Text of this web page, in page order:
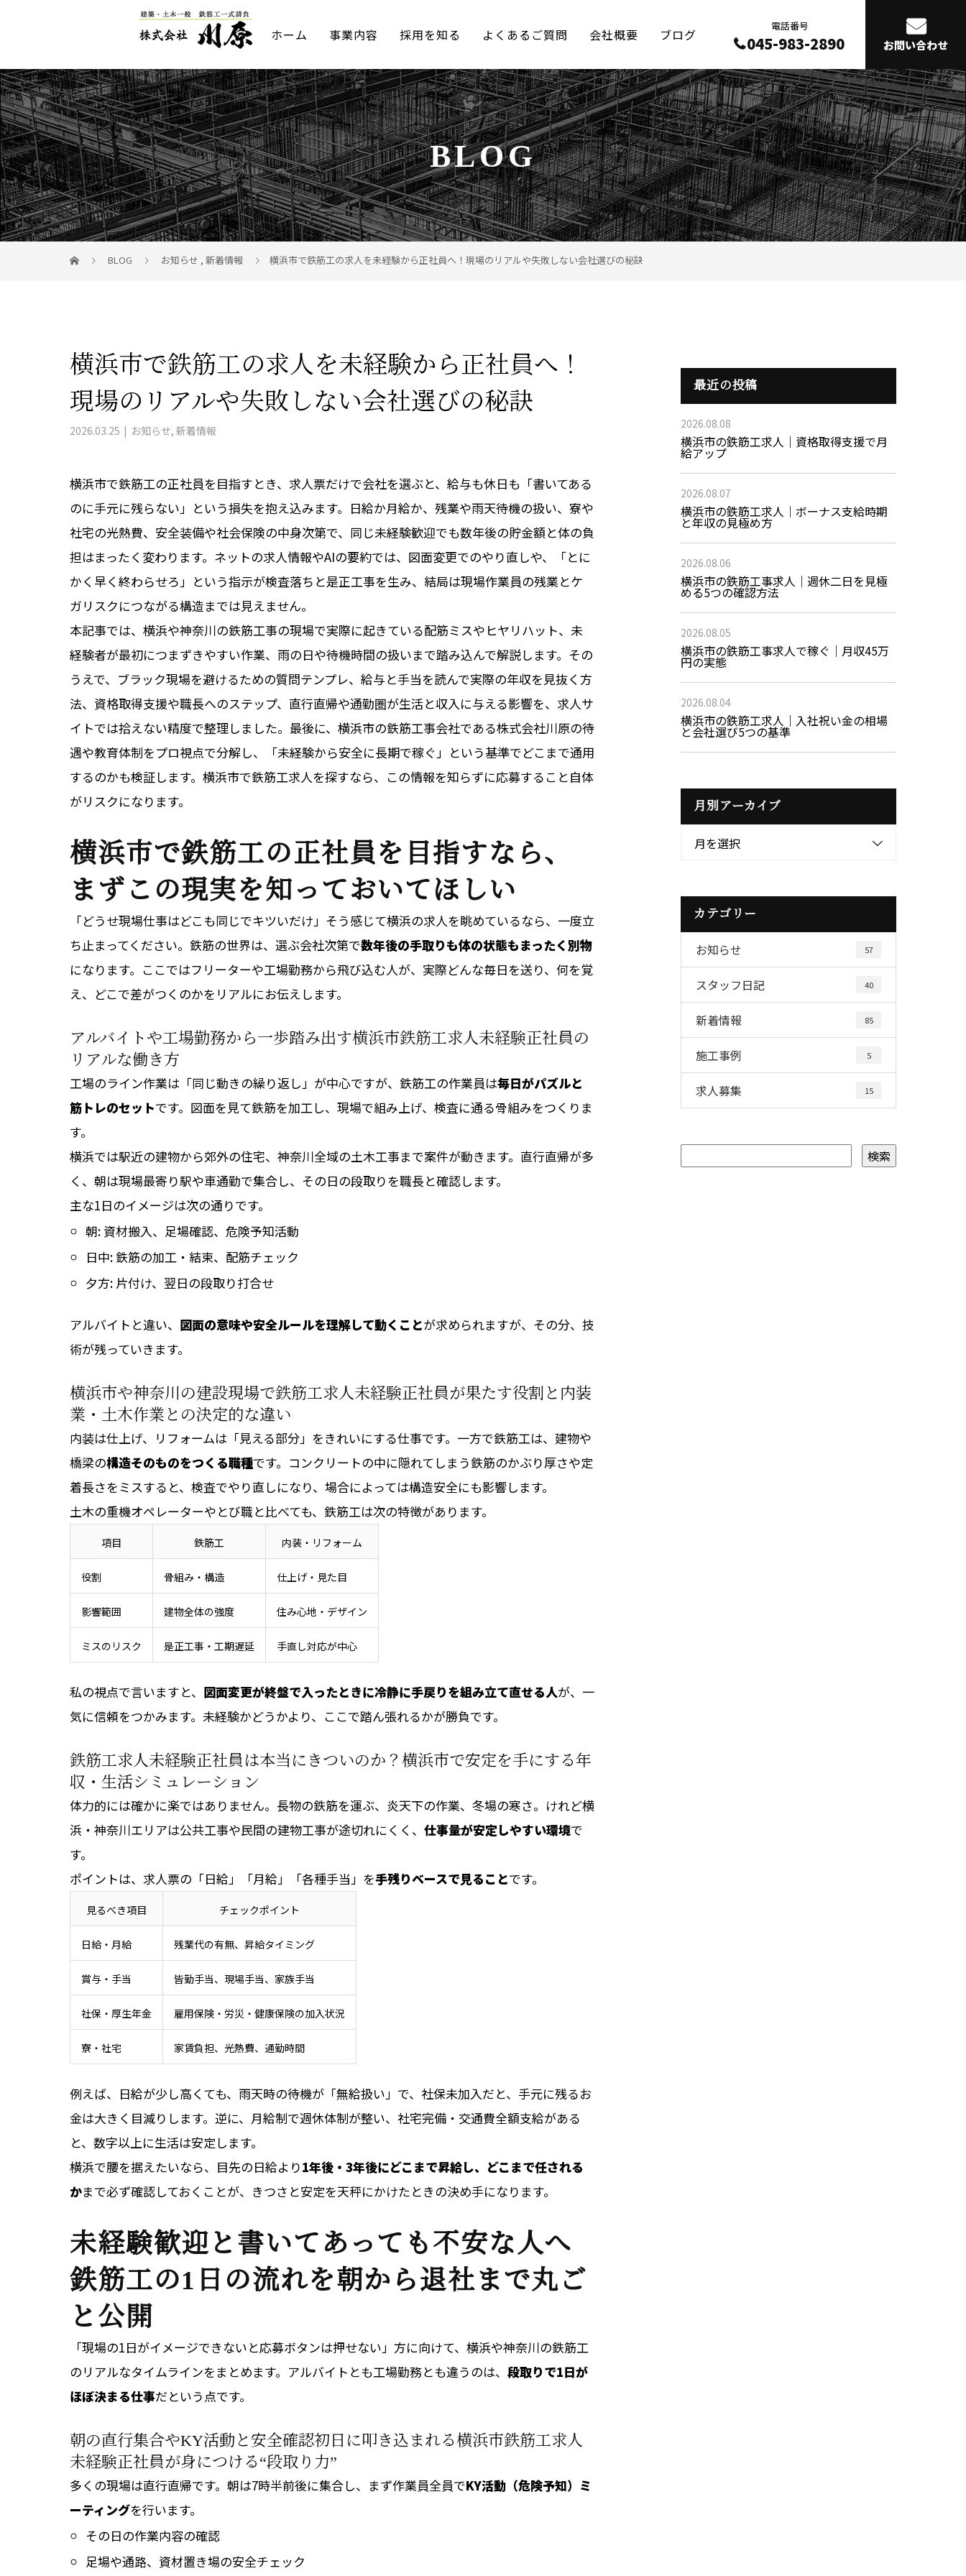
ホーム 事業内容 採用を知る よくあるご質問 会社概要 ブログ 電話番号
045-983-2890 お問い合わせ
BLOG
BLOG お知らせ , 新着情報 横浜市で鉄筋工の求人を未経験から正社員へ！現場のリアルや失敗しない会社選びの秘訣
横浜市で鉄筋工の求人を未経験から正社員へ！
現場のリアルや失敗しない会社選びの秘訣
2026.03.25 お知らせ, 新着情報
横浜市で鉄筋工の正社員を目指すとき、求人票だけで会社を選ぶと、給与も休日も「書いてある
のに手元に残らない」という損失を抱え込みます。日給か月給か、残業や雨天待機の扱い、寮や
社宅の光熱費、安全装備や社会保険の中身次第で、同じ未経験歓迎でも数年後の貯金額と体の負
担はまったく変わります。ネットの求人情報やAIの要約では、図面変更でのやり直しや、「とに
かく早く終わらせろ」という指示が検査落ちと是正工事を生み、結局は現場作業員の残業とケ
ガリスクにつながる構造までは見えません。
本記事では、横浜や神奈川の鉄筋工事の現場で実際に起きている配筋ミスやヒヤリハット、未
経験者が最初につまずきやすい作業、雨の日や待機時間の扱いまで踏み込んで解説します。その
うえで、ブラック現場を避けるための質問テンプレ、給与と手当を読んで実際の年収を見抜く方
法、資格取得支援や職長へのステップ、直行直帰や通勤圏が生活と収入に与える影響を、求人サ
イトでは拾えない精度で整理しました。最後に、横浜市の鉄筋工事会社である株式会社川原の待
遇や教育体制をプロ視点で分解し、「未経験から安全に長期で稼ぐ」という基準でどこまで通用
するのかも検証します。横浜市で鉄筋工求人を探すなら、この情報を知らずに応募すること自体
がリスクになります。
横浜市で鉄筋工の正社員を目指すなら、
まずこの現実を知っておいてほしい
「どうせ現場仕事はどこも同じでキツいだけ」そう感じて横浜の求人を眺めているなら、一度立
ち止まってください。鉄筋の世界は、選ぶ会社次第で数年後の手取りも体の状態もまったく別物
になります。ここではフリーターや工場勤務から飛び込む人が、実際どんな毎日を送り、何を覚
え、どこで差がつくのかをリアルにお伝えします。
アルバイトや工場勤務から一歩踏み出す横浜市鉄筋工求人未経験正社員の
リアルな働き方
工場のライン作業は「同じ動きの繰り返し」が中心ですが、鉄筋工の作業員は毎日がパズルと
筋トレのセットです。図面を見て鉄筋を加工し、現場で組み上げ、検査に通る骨組みをつくりま
す。
横浜では駅近の建物から郊外の住宅、神奈川全域の土木工事まで案件が動きます。直行直帰が多
く、朝は現場最寄り駅や車通勤で集合し、その日の段取りを職長と確認します。
主な1日のイメージは次の通りです。
朝: 資材搬入、足場確認、危険予知活動
日中: 鉄筋の加工・結束、配筋チェック
夕方: 片付け、翌日の段取り打合せ
アルバイトと違い、 図面の意味や安全ルールを理解して動くことが求められますが、その分、技
術が残っていきます。
横浜市や神奈川の建設現場で鉄筋工求人未経験正社員が果たす役割と内装
業・土木作業との決定的な違い
内装は仕上げ、リフォームは「見える部分」をきれいにする仕事です。一方で鉄筋工は、建物や
橋梁の構造そのものをつくる職種です。コンクリートの中に隠れてしまう鉄筋のかぶり厚さや定
着長さをミスすると、検査でやり直しになり、場合によっては構造安全にも影響します。
土木の重機オペレーターやとび職と比べても、鉄筋工は次の特徴があります。
項目 鉄筋工 内装・リフォーム
役割 骨組み・構造 仕上げ・見た目
影響範囲 建物全体の強度 住み心地・デザイン
ミスのリスク 是正工事・工期遅延 手直し対応が中心
私の視点で言いますと、 図面変更が終盤で入ったときに冷静に手戻りを組み立て直せる人が、一
気に信頼をつかみます。未経験かどうかより、ここで踏ん張れるかが勝負です。
鉄筋工求人未経験正社員は本当にきついのか？横浜市で安定を手にする年
収・生活シミュレーション
体力的には確かに楽ではありません。長物の鉄筋を運ぶ、炎天下の作業、冬場の寒さ。けれど横
浜・神奈川エリアは公共工事や民間の建物工事が途切れにくく、 仕事量が安定しやすい環境で
す。
ポイントは、求人票の「日給」「月給」「各種手当」を手残りベースで見ることです。
見るべき項目 チェックポイント
日給・月給 残業代の有無、昇給タイミング
賞与・手当 皆勤手当、現場手当、家族手当
社保・厚生年金 雇用保険・労災・健康保険の加入状況
寮・社宅 家賃負担、光熱費、通勤時間
例えば、日給が少し高くても、雨天時の待機が「無給扱い」で、社保未加入だと、手元に残るお
金は大きく目減りします。逆に、月給制で週休体制が整い、社宅完備・交通費全額支給がある
と、数字以上に生活は安定します。
横浜で腰を据えたいなら、目先の日給より1年後・3年後にどこまで昇給し、どこまで任される
かまで必ず確認しておくことが、きつさと安定を天秤にかけたときの決め手になります。
未経験歓迎と書いてあっても不安な人へ
鉄筋工の1日の流れを朝から退社まで丸ご
と公開
「現場の1日がイメージできないと応募ボタンは押せない」方に向けて、横浜や神奈川の鉄筋工
のリアルなタイムラインをまとめます。アルバイトとも工場勤務とも違うのは、 段取りで1日が
ほぼ決まる仕事だという点です。
朝の直行集合やKY活動と安全確認初日に叩き込まれる横浜市鉄筋工求人
未経験正社員が身につける“段取り力”
多くの現場は直行直帰です。朝は7時半前後に集合し、まず作業員全員でKY活動（危険予知）ミ
ーティングを行います。
その日の作業内容の確認
足場や通路、資材置き場の安全チェック
最近の投稿
2026.08.08
横浜市の鉄筋工求人｜資格取得支援で月
給アップ
2026.08.07
横浜市の鉄筋工求人｜ボーナス支給時期
と年収の見極め方
2026.08.06
横浜市の鉄筋工事求人｜週休二日を見極
める5つの確認方法
2026.08.05
横浜市の鉄筋工事求人で稼ぐ｜月収45万
円の実態
2026.08.04
横浜市の鉄筋工求人｜入社祝い金の相場
と会社選び5つの基準
月別アーカイブ
月を選択
カテゴリー
お知らせ 57
スタッフ日記 40
新着情報 85
施工事例 5
求人募集 15